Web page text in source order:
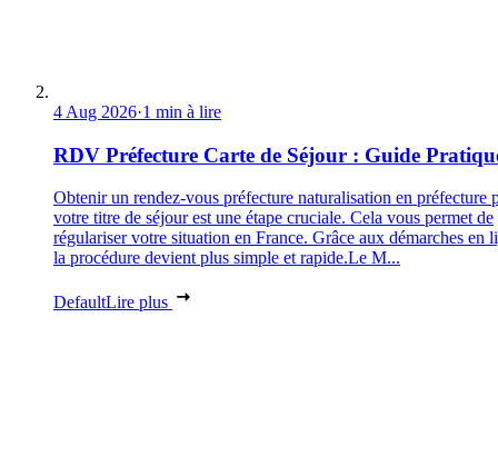
4 Aug 2026·1 min à lire
RDV Préfecture Carte de Séjour : Guide
Obtenir un rendez-vous préfecture naturalisation en préfecture
votre titre de séjour est une étape cruciale. Cela vous permet de
régulariser votre situation en France. Grâce aux démarches en
la procédure devient plus simple et rapide.Le M...
DefaultLire plus